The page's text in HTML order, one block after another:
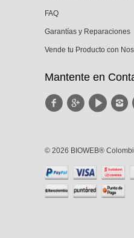
FAQ
Garantías y Reparaciones
Vende tu Producto con
Mantente en
© 2026 BIOWEB®